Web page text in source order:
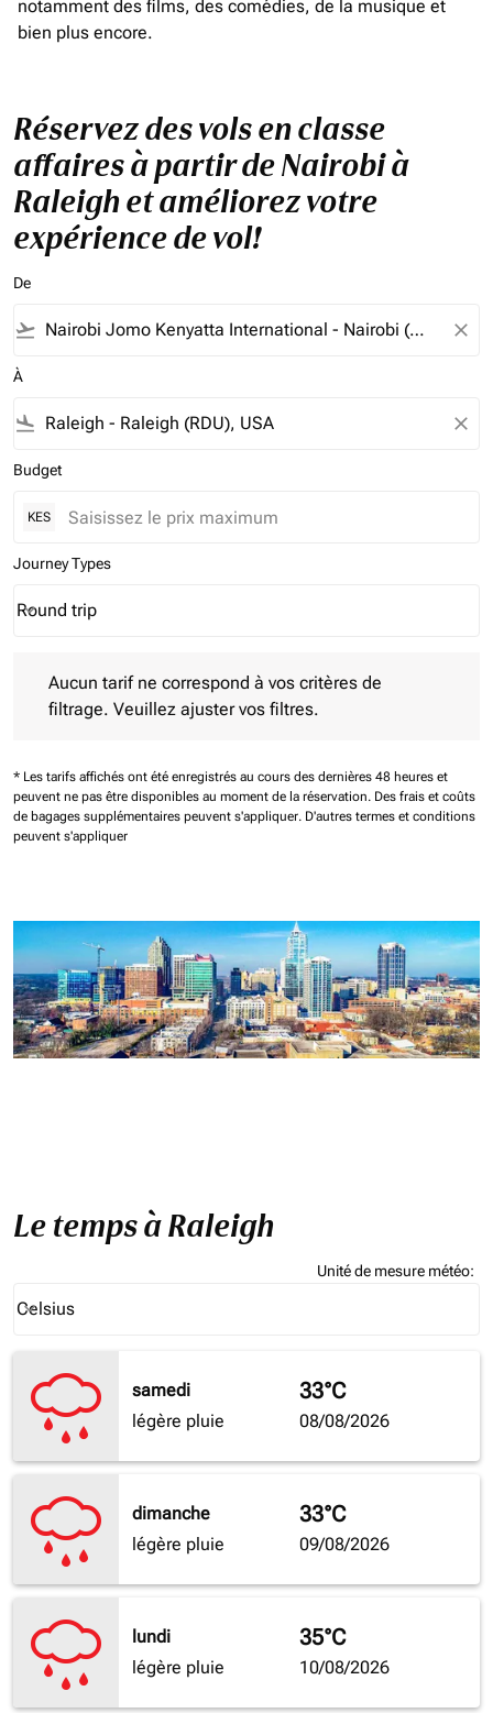
notamment des films, des comédies, de la musique et
bien plus encore.
Réservez des vols en classe
affaires à partir de Nairobi à
Raleigh et améliorez votre
expérience de vol!
De
flight_takeoff close
À
flight_land close
Budget
KES
Journey Types
Journey Types option Round trip Selected
Round trip
keyboard_arrow_down
Aucun tarif ne correspond à vos critères de
filtrage. Veuillez ajuster vos filtres.
* Les tarifs affichés ont été enregistrés au cours des dernières 48 heures et
peuvent ne pas être disponibles au moment de la réservation. Des frais et coûts
de bagages supplémentaires peuvent s'appliquer. D'autres termes et conditions
peuvent s'appliquer
Le temps à Raleigh
Unité de mesure météo:
Celsius
keyboard_arrow_down
samedi
légère pluie
33°C
08/08/2026
dimanche
légère pluie
33°C
09/08/2026
lundi
légère pluie
35°C
10/08/2026